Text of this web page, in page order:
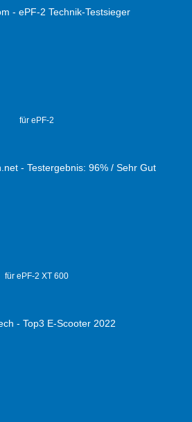
für ePF-2
für ePF-2 XT 600